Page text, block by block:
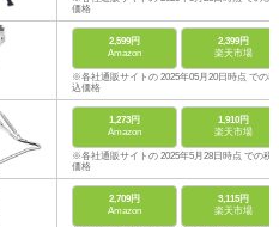
価格
2,599円
Amazon
2,399円
楽天市場
※各社通販サイトの 2025年05月20日時点 での税
込価格
1,273円
Amazon
1,910円
楽天市場
※各社通販サイトの 2025年5月28日時点 での税
価格
2,709円
Amazon
3,115円
楽天市場